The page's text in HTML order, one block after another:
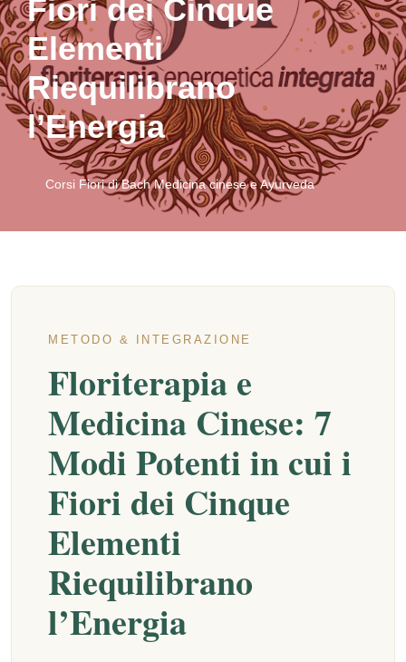
Fiori dei Cinque
Elementi
Riequilibrano
l’Energia
Corsi Fiori di Bach Medicina cinese e Ayurveda
METODO & INTEGRAZIONE
Floriterapia e
Medicina Cinese: 7
Modi Potenti in cui i
Fiori dei Cinque
Elementi
Riequilibrano
l’Energia